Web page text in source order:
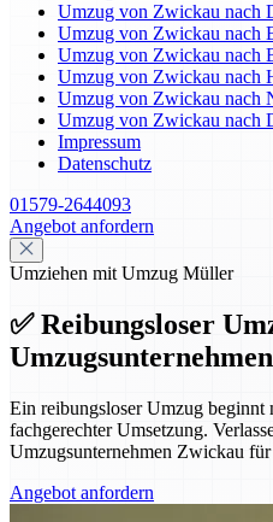
Umzug von Zwickau nach
Umzug von Zwickau nach
Umzug von Zwickau nach
Umzug von Zwickau nach
Umzug von Zwickau nach
Umzug von Zwickau nach
Impressum
Datenschutz
01579-2644093
Angebot anfordern
Umziehen mit Umzug Müller
✅ Reibungsloser
Ein reibungsloser Umzug beginnt
fachgerechter Umsetzung.
Umzugsunternehmen Zwickau
Angebot anfordern